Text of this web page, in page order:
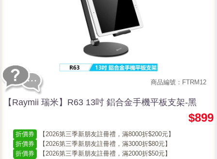
商品編號：FTRM12
【Raymii 瑞米】R63 13吋 鋁合金手機平板支架-黑
$899
折價券
【2026第三季新朋友註冊禮，滿8000折$200元】
折價券
【2026第三季新朋友註冊禮，滿3000折$80元】
折價券
【2026第三季新朋友註冊禮，滿2000折$50元】